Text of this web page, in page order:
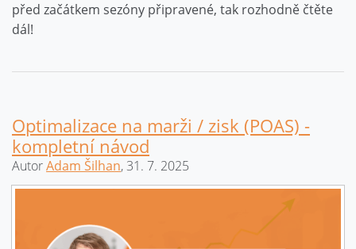
před začátkem sezóny připravené, tak rozhodně čtěte
dál!
Optimalizace na marži / zisk (POAS) -
kompletní návod
AutorAdam Šilhan, 31. 7. 2025